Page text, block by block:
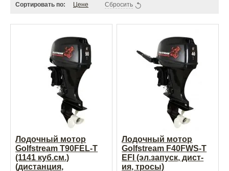
Сортировать по: Цене Сбросить
Лодочный мотор
Golfstream T90FEL-T
(1141 куб.см.)
(дистанция,
Лодочный мотор
Golfstream F40FWS-T
EFI (эл.запуск, дист-
ия, тросы)